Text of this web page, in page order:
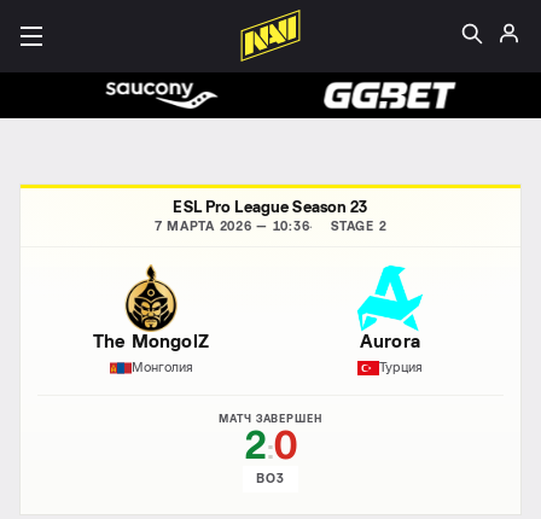
ESL Pro League Season 23
7 МАРТА 2026 — 10:36 STAGE 2
The MongolZ
Монголия
МАТЧ ЗАВЕРШЕН
2:0
BO3
Aurora
Турция